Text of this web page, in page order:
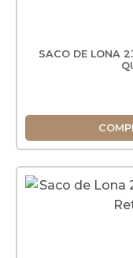
SACO DE LONA